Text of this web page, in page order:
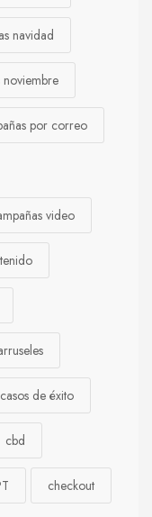
navidad
noviembre
por correo
video
casos de éxito
cbd
checkout